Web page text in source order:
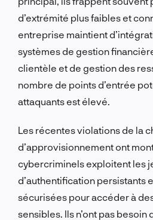
d’extrémité plus faibles et
entreprise maintient
systèmes de gestion
clientèle et de gestion des
nombre de points d’entrée
attaquants est élevé.
Les récentes violations de la
d’approvisionnement ont
cybercriminels exploitent les
d’authentification persistants
sécurisées pour accéder à
sensibles. Ils n’ont pas